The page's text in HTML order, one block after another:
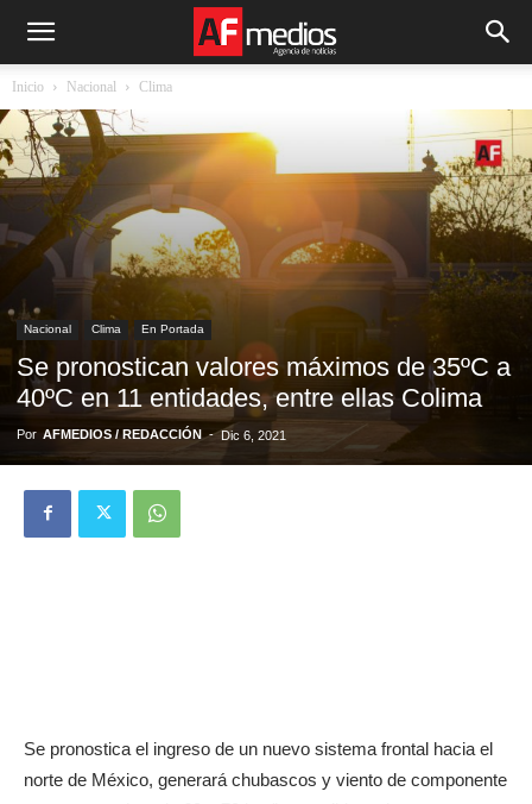
Inicio Nacional Clima
Nacional Clima En Portada
Se pronostican valores máximos de 35ºC a
40ºC en 11 entidades, entre ellas Colima
Por AFMEDIOS / REDACCIÓN - Dic 6, 2021
Se pronostica el ingreso de un nuevo sistema frontal hacia el
norte de México, generará chubascos y viento de componente